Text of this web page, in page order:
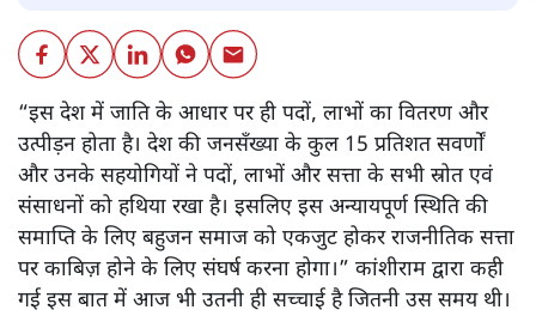
“इस देश में जाति के आधार पर ही पदों, लाभों का वितरण और
उत्पीड़न होता है। देश की जनसँख्या के कुल 15 प्रतिशत सवर्णों
और उनके सहयोगियों ने पदों, लाभों और सत्ता के सभी स्रोत एवं
संसाधनों को हथिया रखा है। इसलिए इस अन्यायपूर्ण स्थिति की
समाप्ति के लिए बहुजन समाज को एकजुट होकर राजनीतिक सत्ता
पर काबिज़ होने के लिए संघर्ष करना होगा।” कांशीराम द्वारा कही
गई इस बात में आज भी उतनी ही सच्चाई है जितनी उस समय थी।